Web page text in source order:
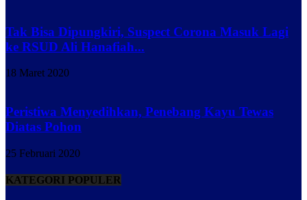
Tak Bisa Dipungkiri, Suspect Corona Masuk Lagi
ke RSUD Ali Hanafiah...
18 Maret 2020
Peristiwa Menyedihkan, Penebang Kayu Tewas
Diatas Pohon
25 Februari 2020
KATEGORI POPULER